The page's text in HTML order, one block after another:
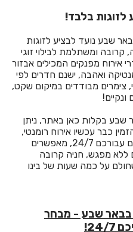
בלבד!
שבע נועד לבציע לזוגות
ומשתלמת לבילוי זוגי
אירוח מפנקים המכילים אבזור
ואהבה, ישנם חדרים לפי
צימרים מבודדים במיקום שקט,
שבע בקלות כאן באתר, ניתן
כבר עכשיו אירוח רומנטי,
חדרים לפי שעה בבאר שבע זמינים עבורכם 24/7, מאפשרים
מפגש, חניה קרובה
על כמה שעות של בינו
בבאר שבע - מבחר
7!